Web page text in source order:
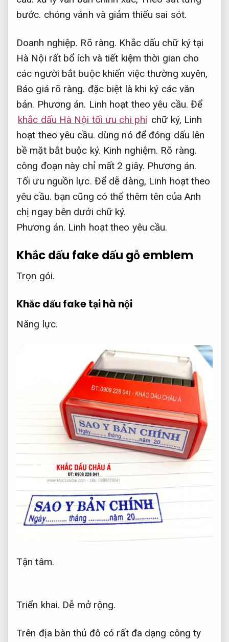
bước. chóng vánh và giảm thiểu sai sót.
Doanh nghiệp. Rõ ràng. Khắc dấu chữ ký tại
Hà Nội rất bổ ích và tiết kiệm thời gian cho
các người bắt buộc khiến việc thường xuyên,
Báo giá rõ ràng. đặc biệt là khi ký các văn
bản. Phương án. Linh hoạt theo yêu cầu. Để
khắc dấu Hà Nội tối ưu chi phí chữ ký, Linh
hoạt theo yêu cầu. dùng nó để đóng dấu lên
bề mặt bắt buộc ký. Kinh nghiệm. Rõ ràng.
công đoạn này chỉ mất 2 giây. Phương án.
Tối ưu nguồn lực. Để dễ dàng, Linh hoạt theo
yêu cầu. bạn cũng có thể thêm tên của Anh
chị ngay bên dưới chữ ký.
Phương án. Linh hoạt theo yêu cầu.
Khắc dấu fake dấu gỗ emblem
Trọn gói.
Khắc dấu fake tại hà nội
Năng lực.
Tận tâm.
Triển khai. Dễ mở rộng.
Trên địa bàn thủ đô có rất đa dạng công ty